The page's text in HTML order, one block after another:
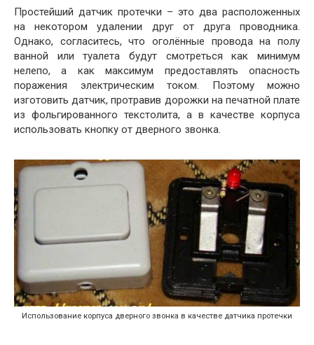
Простейший датчик протечки – это два расположенных
на некотором удалении друг от друга проводника.
Однако, согласитесь, что оголённые провода на полу
ванной или туалета будут смотреться как минимум
нелепо, а как максимум предоставлять опасность
поражения электрическим током. Поэтому можно
изготовить датчик, протравив дорожки на печатной плате
из фольгированного текстолита, а в качестве корпуса
использовать кнопку от дверного звонка.
Использование корпуса дверного звонка в качестве датчика протечки